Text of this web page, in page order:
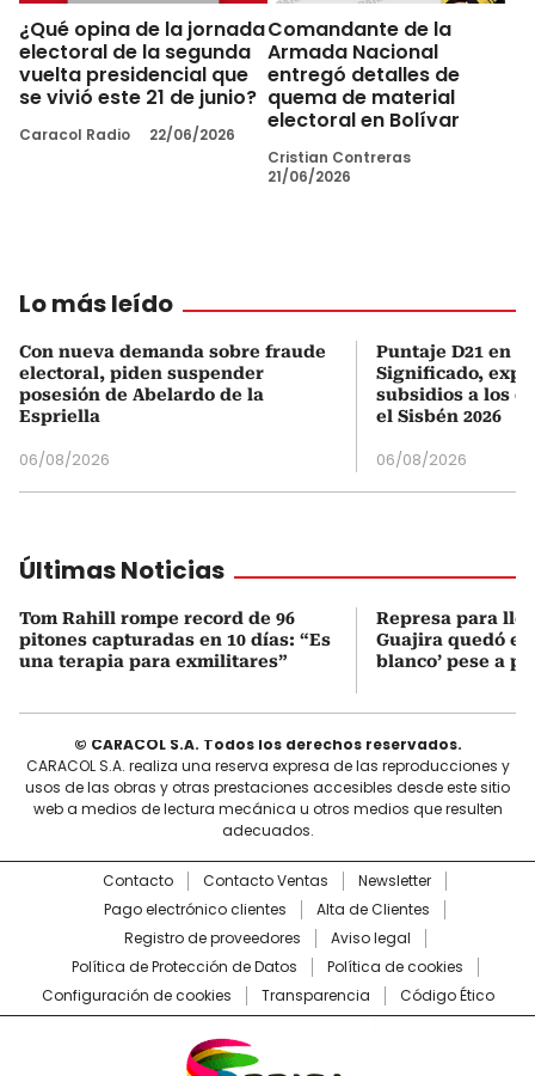
¿Qué opina de la jornada
electoral de la segunda
vuelta presidencial que
se vivió este 21 de junio?
Caracol Radio 22/06/2026
Comandante de la
Armada Nacional
entregó detalles de
quema de material
electoral en Bolívar
Cristian Contreras
21/06/2026
Lo más leído
Con nueva demanda sobre fraude
electoral, piden suspender
posesión de Abelardo de la
Espriella
06/08/2026
Puntaje D21 en
Significado,
subsidios a los
el Sisbén 2026
06/08/2026
Últimas Noticias
Tom Rahill rompe record de 96
pitones capturadas en 10 días: “Es
una terapia para exmilitares”
Represa para
Guajira quedó en
blanco’ pese a
© CARACOL S.A. Todos los derechos reservados.
CARACOL S.A. realiza una reserva expresa de las reproducciones y
usos de las obras y otras prestaciones accesibles desde este sitio
web a medios de lectura mecánica u otros medios que resulten
adecuados.
Contacto Contacto Ventas
Newsletter
Pago electrónico clientes
Alta de Clientes
Registro de proveedores
Aviso legal
Política de Protección de Datos
Política de cookies
Configuración de cookies
Transparencia Código Ético